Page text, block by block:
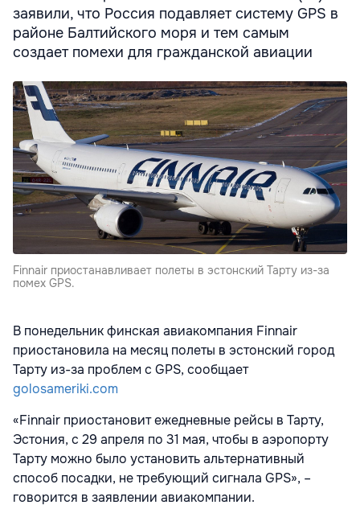
заявили, что Россия подавляет систему GPS в
районе Балтийского моря и тем самым
создает помехи для гражданской авиации
Finnair приостанавливает полеты в эстонский Тарту из-за
помех GPS.
В понедельник финская авиакомпания Finnair
приостановила на месяц полеты в эстонский город
Тарту из-за проблем с GPS, сообщает
golosameriki.com
«Finnair приостановит ежедневные рейсы в Тарту,
Эстония, с 29 апреля по 31 мая, чтобы в аэропорту
Тарту можно было установить альтернативный
способ посадки, не требующий сигнала GPS», –
говорится в заявлении авиакомпании.